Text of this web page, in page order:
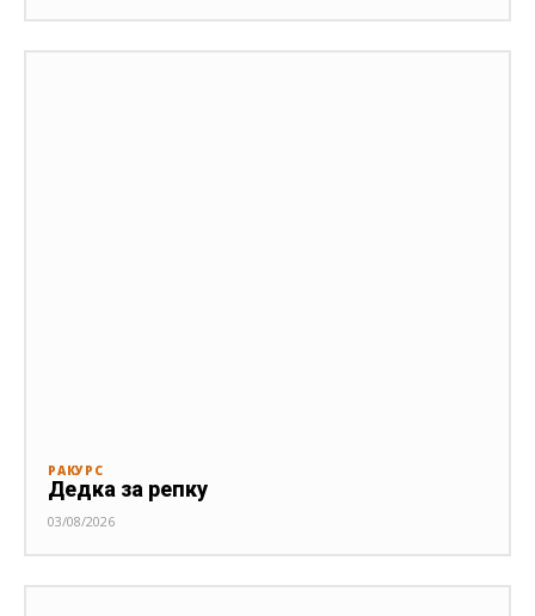
РАКУРС
Дедка за репку
03/08/2026